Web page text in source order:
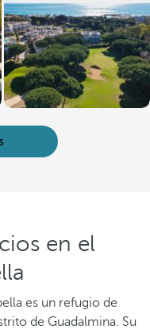
en el
es un refugio de
de Guadalmina. Su